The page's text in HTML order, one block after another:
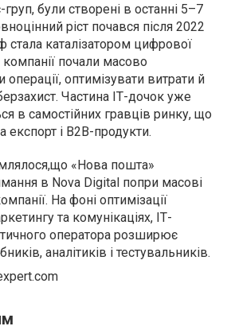
були створені в останні 5–7
ріст почався після 2022
стала каталізатором цифрової
компанії почали масово
операції, оптимізувати витрати й
Частина ІТ-дочок уже
в самостійних гравців ринку, що
експорт і B2B-продукти.
«Нова пошта»
в Nova Digital попри масові
На фоні оптимізації
та комунікаціях, ІТ-
оператора розширює
аналітиків і тестувальників.